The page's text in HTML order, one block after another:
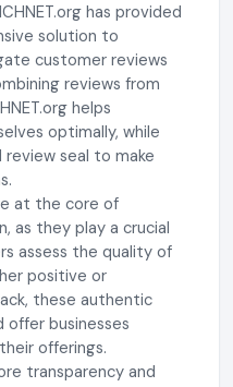
has provided
solution to
customer reviews
reviews from
helps
optimally, while
seal to make
at the core of
as they play a crucial
assess the quality of
positive or
these authentic
offer businesses
offerings.
transparency and